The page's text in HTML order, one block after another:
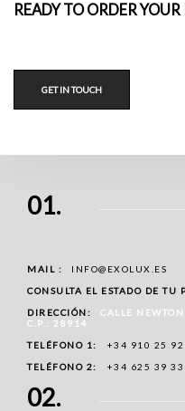
Toldos Veranda
Toldos Veranda
READY TO ORDER
GET IN TOUCH
01.
MAIL :
INFO@EXOLUX.ES
CONSULTA EL ESTADO DE TU
DIRECCIÓN:
CALLE
C.P.: 28914
TELÉFONO 1:
+34 910 25 92
TELÉFONO 2:
+34 625 39 33
02.